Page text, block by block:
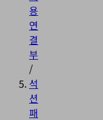
용
연
결
부
/
석
션
패